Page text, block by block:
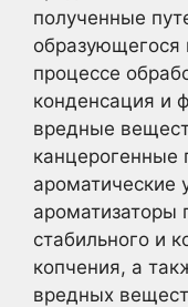
полученные
образующегося
процессе
конденсация и
вредные
канцерогенные
ароматические
ароматизаторы
стабильного и
копчения, а
вредных